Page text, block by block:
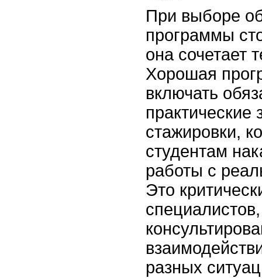
При выборе
программы
она сочетает
Хорошая
включать
практические
стажировки,
студентам
работы с
Это
специалистов,
разных